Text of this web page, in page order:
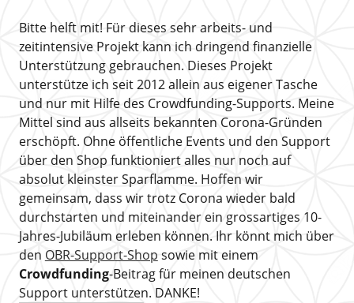
Bitte helft mit! Für dieses sehr arbeits- und
zeitintensive Projekt kann ich dringend finanzielle
Unterstützung gebrauchen. Dieses Projekt
unterstütze ich seit 2012 allein aus eigener Tasche
und nur mit Hilfe des Crowdfunding-Supports. Meine
Mittel sind aus allseits bekannten Corona-Gründen
erschöpft. Ohne öffentliche Events und den Support
über den Shop funktioniert alles nur noch auf
absolut kleinster Sparflamme. Hoffen wir
gemeinsam, dass wir trotz Corona wieder bald
durchstarten und miteinander ein grossartiges 10-
Jahres-Jubiläum erleben können. Ihr könnt mich über
den OBR-Support-Shop sowie mit einem
Crowdfunding-Beitrag für meinen deutschen
Support unterstützen. DANKE!